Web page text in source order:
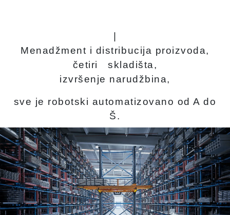
|
Menadžment i distribucija proizvoda,
četiri skladišta,
izvršenje narudžbina,
sve je robotski automatizovano od A do
Š.